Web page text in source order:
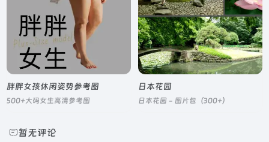
胖胖女孩休闲姿势参考图
500+大码女生高清参考图
日本花园
日本花园 - 图片包（300+）
暂无评论